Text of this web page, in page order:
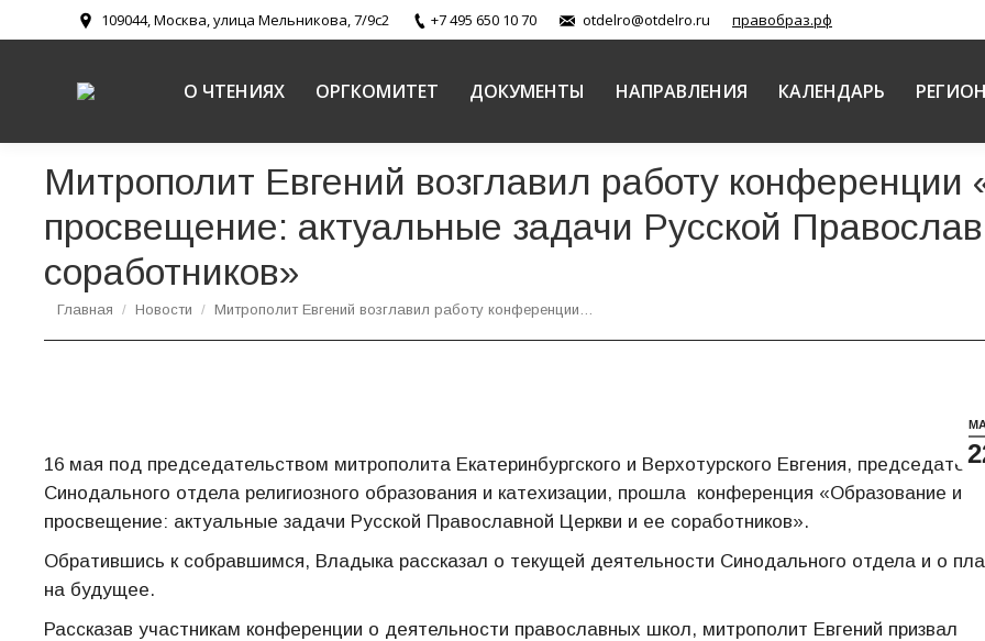
109044, Москва, улица Мельникова, 7/9с2 +7 495 650 10 70 otdelro@otdelro.ru правобраз.рф
О ЧТЕНИЯХ ОРГКОМИТЕТ ДОКУМЕНТЫ НАПРАВЛЕНИЯ КАЛЕНДАРЬ
Митрополит Евгений возглавил работу конференции
просвещение: актуальные задачи Русской
соработников»
Вы здесь:
Главная Новости Митрополит Евгений возглавил работу конференции…
16 мая под председательством митрополита Екатеринбургского и Верхотурского Евгения, председателя
Синодального отдела религиозного образования и катехизации, прошла конференция «Образование и
просвещение: актуальные задачи Русской Православной Церкви и ее соработников».
Обратившись к собравшимся, Владыка рассказал о текущей деятельности Синодального отдела и о
на будущее.
Рассказав участникам конференции о деятельности православных школ, митрополит Евгений призвал